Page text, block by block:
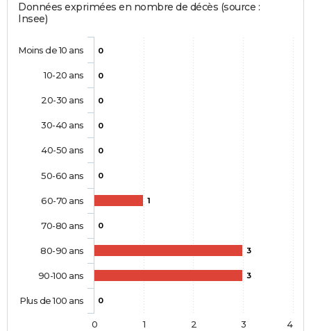
Données exprimées en nombre de décès (source :
Insee)
0
0
0
0
0
0
1
0
3
3
0
Moins de 10 ans
10-20 ans
20-30 ans
30-40 ans
40-50 ans
50-60 ans
60-70 ans
70-80 ans
80-90 ans
90-100 ans
Plus de 100 ans
0 1 2 3 4